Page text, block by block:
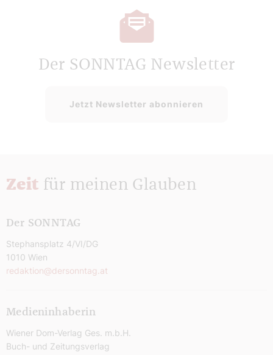
Der SONNTAG Newsletter
Jetzt Newsletter abonnieren
Zeit für meinen Glauben
Der SONNTAG
Stephansplatz 4/VI/DG
1010 Wien
redaktion@dersonntag.at
Medieninhaberin
Wiener Dom-Verlag Ges. m.b.H.
Buch- und Zeitungsverlag